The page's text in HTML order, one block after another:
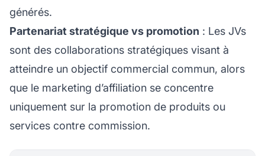
générés.
Partenariat stratégique vs promotion : Les JVs
sont des collaborations stratégiques visant à
atteindre un objectif commercial commun, alors
que le marketing d’affiliation se concentre
uniquement sur la promotion de produits ou
services contre commission.